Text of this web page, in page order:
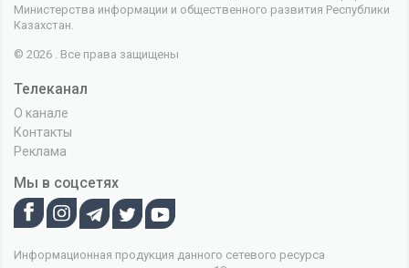
Министерства информации и общественного развития Республики
Казахстан.
© 2026 . Все права защищены
Телеканал
О канале
Контакты
Реклама
Мы в соцсетях
Информационная продукция данного сетевого ресурса